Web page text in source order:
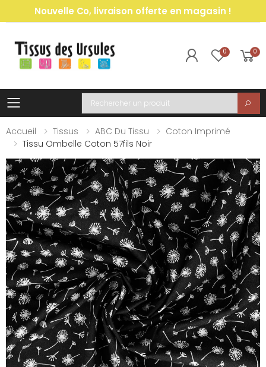
Nouvelle Co, livraison offerte en magasin !
0 0
Toggle mobile menu
Recherche
Accueil
Tissus ABC Du Tissu
Coton Imprimé
Tissu Ombelle Coton 57fils Noir